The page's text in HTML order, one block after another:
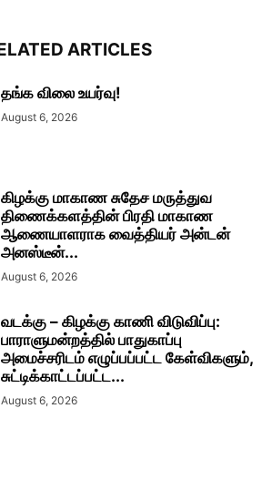
ARTICLES
தங்க விலை உயர்வு!
August 6, 2026
கிழக்கு மாகாண சுதேச மருத்துவ
திணைக்களத்தின் பிரதி மாகாண
ஆணையாளராக வைத்தியர் அன்டன்
அனஸ்டீன்...
August 6, 2026
வடக்கு – கிழக்கு காணி விடுவிப்பு:
பாராளுமன்றத்தில் பாதுகாப்பு
அமைச்சரிடம் எழுப்பப்பட்ட கேள்விகளும்,
சுட்டிக்காட்டப்பட்ட...
August 6, 2026